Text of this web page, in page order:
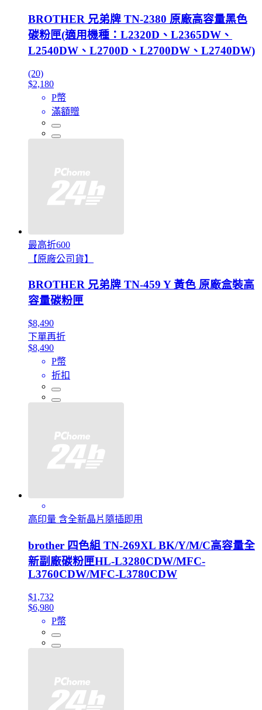
BROTHER 兄弟牌 TN-2380 原廠高容量黑色
碳粉匣(適用機種：L2320D、L2365DW、
L2540DW、L2700D、L2700DW、L2740DW)
(20)
$2,180
P幣
滿額贈
最高折600
【原廠公司貨】
BROTHER 兄弟牌 TN-459 Y 黃色 原廠盒裝高
容量碳粉匣
$8,490
下單再折
$8,490
P幣
折扣
高印量 含全新晶片隨插即用
brother 四色組 TN-269XL BK/Y/M/C高容量全
新副廠碳粉匣HL-L3280CDW/MFC-
L3760CDW/MFC-L3780CDW
$1,732
$6,980
P幣